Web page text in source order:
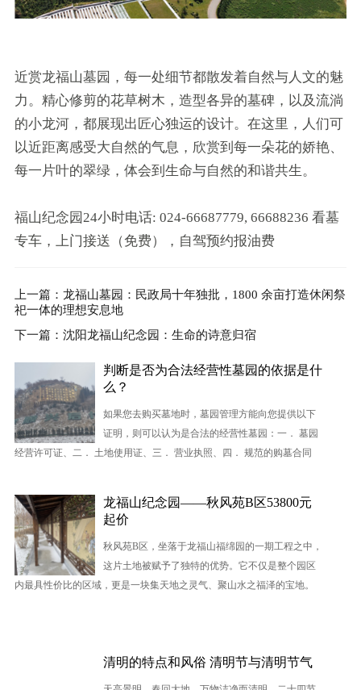
近赏龙福山墓园，每一处细节都散发着自然与人文的魅
力。精心修剪的花草树木，造型各异的墓碑，以及流淌
的小龙河，都展现出匠心独运的设计。在这里，人们可
以近距离感受大自然的气息，欣赏到每一朵花的娇艳、
每一片叶的翠绿，体会到生命与自然的和谐共生。
福山纪念园24小时电话: 024-66687779, 66688236 看墓
专车，上门接送（免费），自驾预约报油费
上一篇：龙福山墓园：民政局十年独批，1800 余亩打造休闲祭
祀一体的理想安息地
下一篇：沈阳龙福山纪念园：生命的诗意归宿
判断是否为合法经营性墓园的依据是什
么？
如果您去购买墓地时，墓园管理方能向您提供以下
证明，则可以认为是合法的经营性墓园：一． 墓园
经营许可证、二． 土地使用证、三． 营业执照、四． 规范的购墓合同
龙福山纪念园——秋风苑B区53800元
起价
秋风苑B区，坐落于龙福山福绵园的一期工程之中，
这片土地被赋予了独特的优势。它不仅是整个园区
内最具性价比的区域，更是一块集天地之灵气、聚山水之福泽的宝地。
清明的特点和风俗 清明节与清明节气